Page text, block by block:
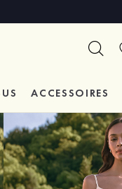
ACCESSOIRES